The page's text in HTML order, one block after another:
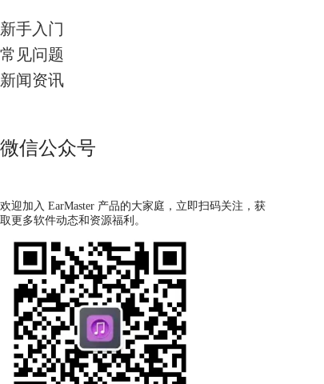
新手入门
常见问题
新闻资讯
微信公众号
欢迎加入 EarMaster 产品的大家庭，立即扫码关注，获
取更多软件动态和资源福利。